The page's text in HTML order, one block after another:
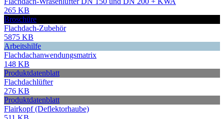
265 KB
Broschüre
Flachdach-Zubehör
5875 KB
Arbeitshilfe
Flachdachanwendungsmatrix
148 KB
Produktdatenblatt
Flachdachlüfter
276 KB
Produktdatenblatt
Flairkopf (Deflektorhaube)